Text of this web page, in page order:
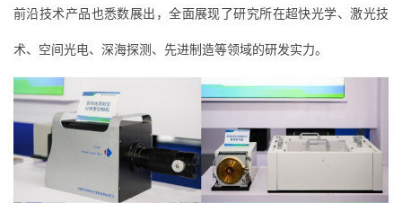
前沿技术产品也悉数展出，全面展现了研究所在超快光学、激光技
术、空间光电、深海探测、先进制造等领域的研发实力。